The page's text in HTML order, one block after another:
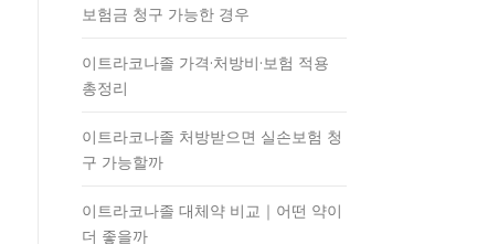
보험금 청구 가능한 경우
이트라코나졸 가격·처방비·보험 적용
총정리
이트라코나졸 처방받으면 실손보험 청
구 가능할까
이트라코나졸 대체약 비교｜어떤 약이
더 좋을까